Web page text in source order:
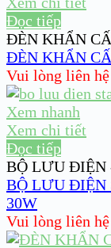
Đọc tiếp
ĐÈN KHẨN
ĐÈN KHẨN
Vui lòng liên
Xem nhanh
Xem chi tiết
Đọc tiếp
BỘ LƯU ĐIỆN
BỘ LƯU ĐIỆN
30W
Vui lòng liên